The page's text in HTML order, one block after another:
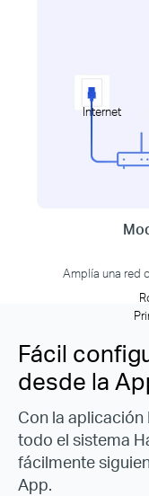
Internet
Amplía una red
Fácil
desde la
Con la
todo el sistema
fácilmente
App.